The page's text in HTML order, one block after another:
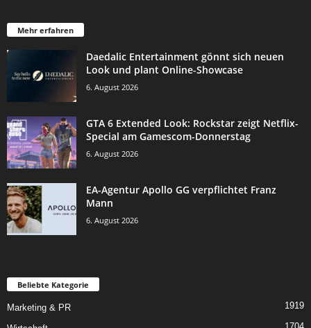
Mehr erfahren
Daedalic Entertainment gönnt sich neuen
Look und plant Online-Showcase
6. August 2026
GTA 6 Extended Look: Rockstar zeigt Netflix-
Special am Gamescom-Donnerstag
6. August 2026
EA-Agentur Apollo GG verpflichtet Franz
Mann
6. August 2026
Beliebte Kategorie
Marketing & PR 1919